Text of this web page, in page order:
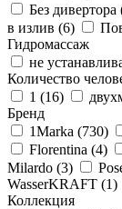
Без дивертора
в излив (6)
Гидромассаж
не
Количество
1 (16)
Бренд
1Marka (730)
Florentina (4)
Milardo (3)
WasserKRAFT (1)
Коллекция